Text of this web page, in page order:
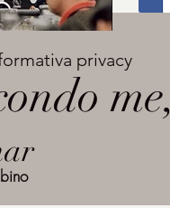
font preferite dai
viene
privacy